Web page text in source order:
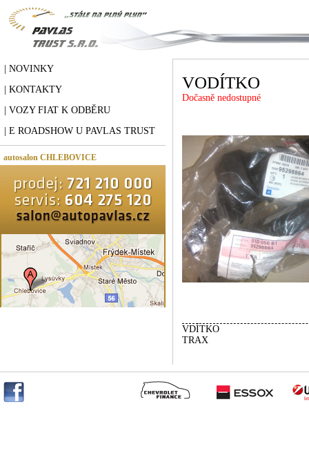
| NOVINKY
| KONTAKTY
| VOZY FIAT K ODBĚRU
| E ROADSHOW U PAVLAS TRUST
autosalon CHLEBOVICE
VODÍTKO
Dočasně nedostupné
VDÍTKO
TRAX